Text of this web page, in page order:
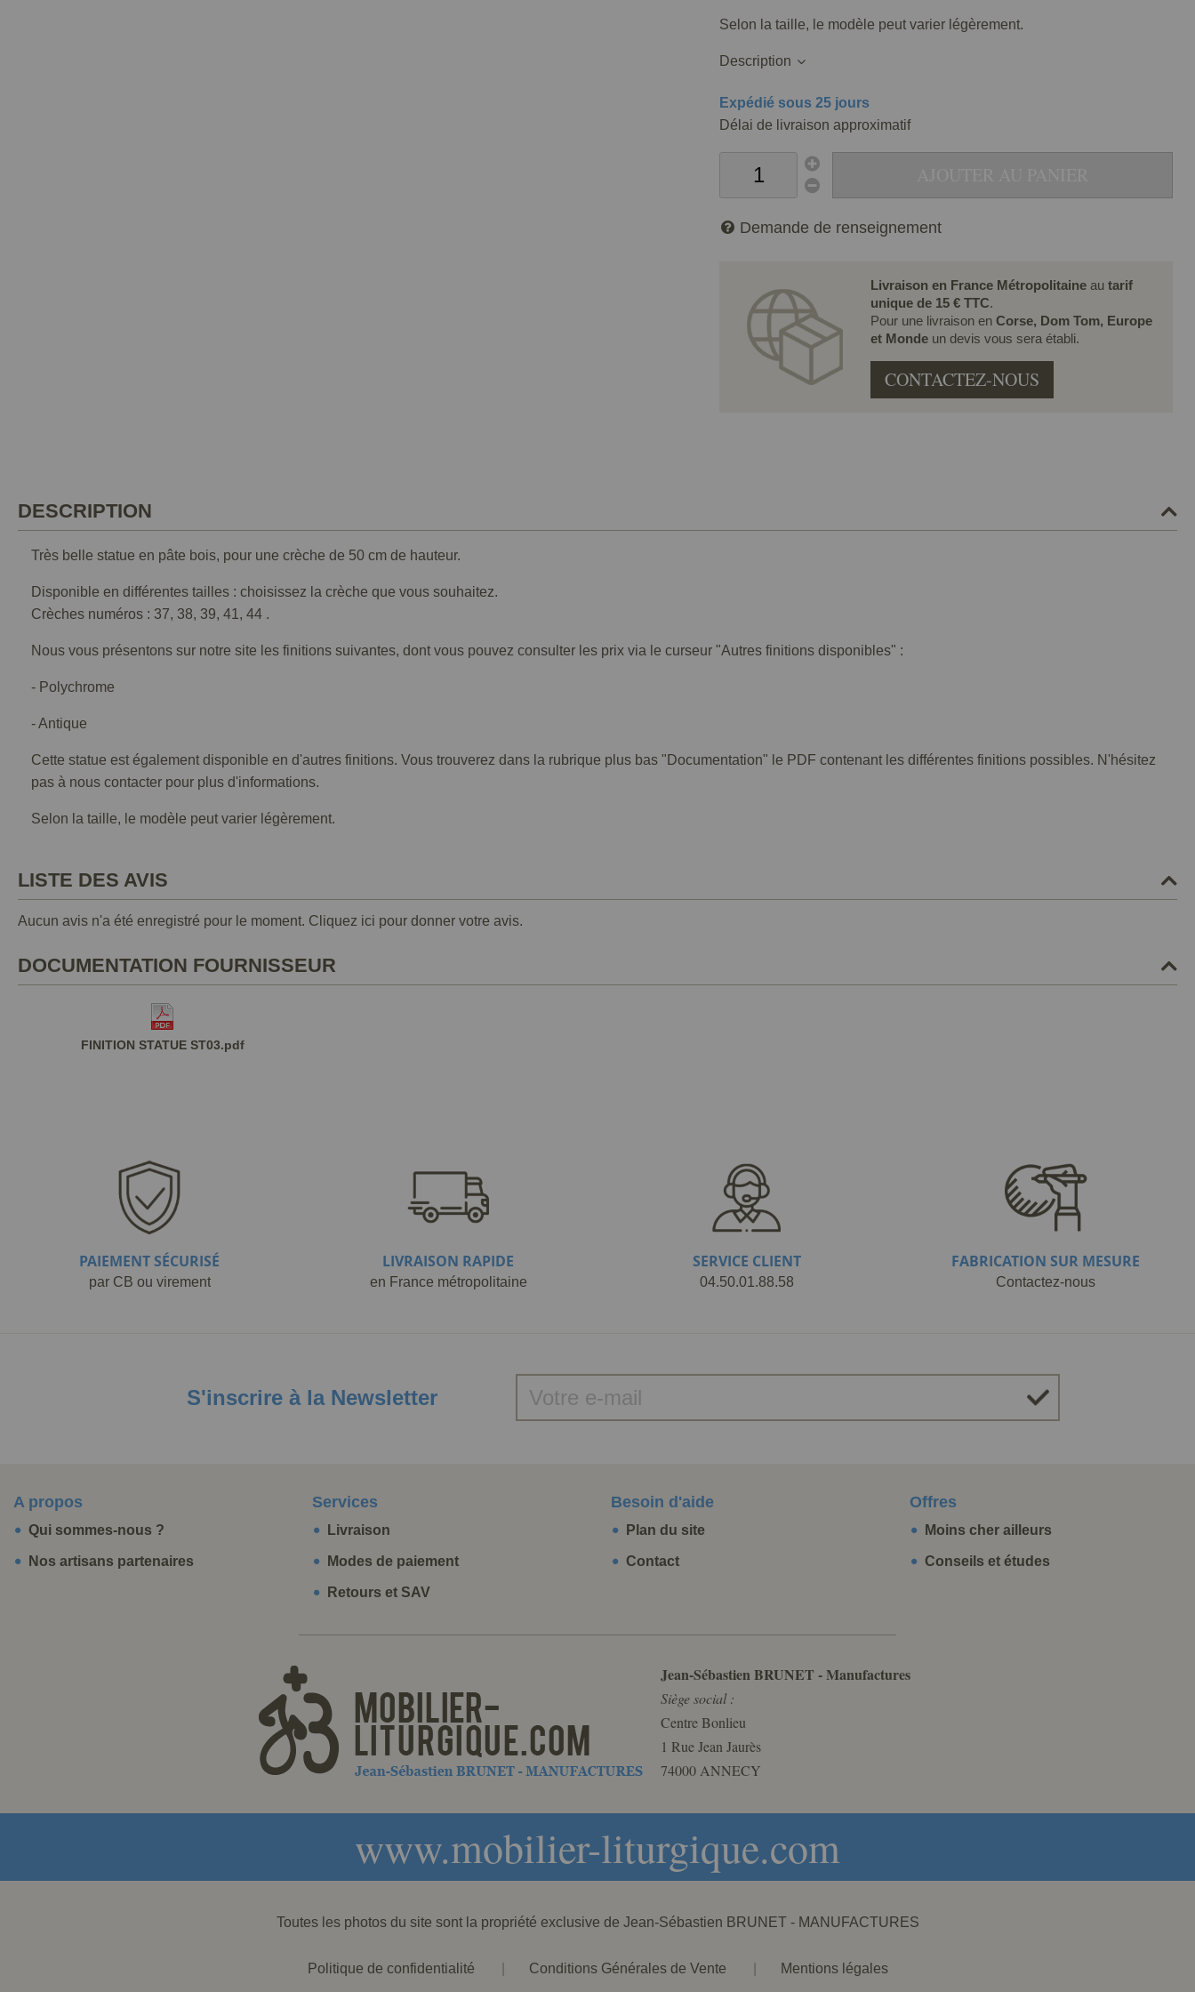
Selon la taille, le modèle peut varier légèrement.
Description
Expédié sous 25 jours
Délai de livraison approximatif
Demande de renseignement
Livraison en France Métropolitaineau tarif
unique de 15 € TTC.
Pour une livraison en Corse, Dom Tom, Europe
et Monde un devis vous sera établi.
CONTACTEZ-NOUS
DESCRIPTION
Très belle statue en pâte bois, pour une crèche de 50 cm de hauteur.
Disponible en différentes tailles : choisissez la crèche que vous souhaitez.
Crèches numéros : 37, 38, 39, 41, 44 .
Nous vous présentons sur notre site les finitions suivantes, dont vous pouvez consulter les prix via le curseur "Autres finitions disponibles" :
- Polychrome
- Antique
Cette statue est également disponible en d'autres finitions. Vous trouverez dans la rubrique plus bas "Documentation" le PDF contenant les différentes finitions possibles. N'hésitez
pas à nous contacter pour plus d'informations.
Selon la taille, le modèle peut varier légèrement.
LISTE DES AVIS
Aucun avis n'a été enregistré pour le moment. Cliquez ici pour donner votre avis.
DOCUMENTATION FOURNISSEUR
FINITION STATUE ST03.pdf
PAIEMENT SÉCURISÉ
par CB ou virement
LIVRAISON RAPIDE
en France métropolitaine
SERVICE CLIENT
04.50.01.88.58
FABRICATION SUR MESURE
Contactez-nous
S'inscrire à la Newsletter
A propos
Qui sommes-nous ?
Nos artisans partenaires
Services
Livraison
Modes de paiement
Retours et SAV
Besoin d'aide
Plan du site
Contact
Offres
Moins cher ailleurs
Conseils et études
Jean-Sébastien BRUNET - Manufactures
Siège social :
Centre Bonlieu
1 Rue Jean Jaurès
74000 ANNECY
www.mobilier-liturgique.com
Toutes les photos du site sont la propriété exclusive de Jean-Sébastien BRUNET - MANUFACTURES
Politique de confidentialité Conditions Générales de Vente Mentions légales